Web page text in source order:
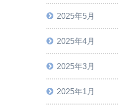
2025年5月
2025年4月
2025年3月
2025年1月